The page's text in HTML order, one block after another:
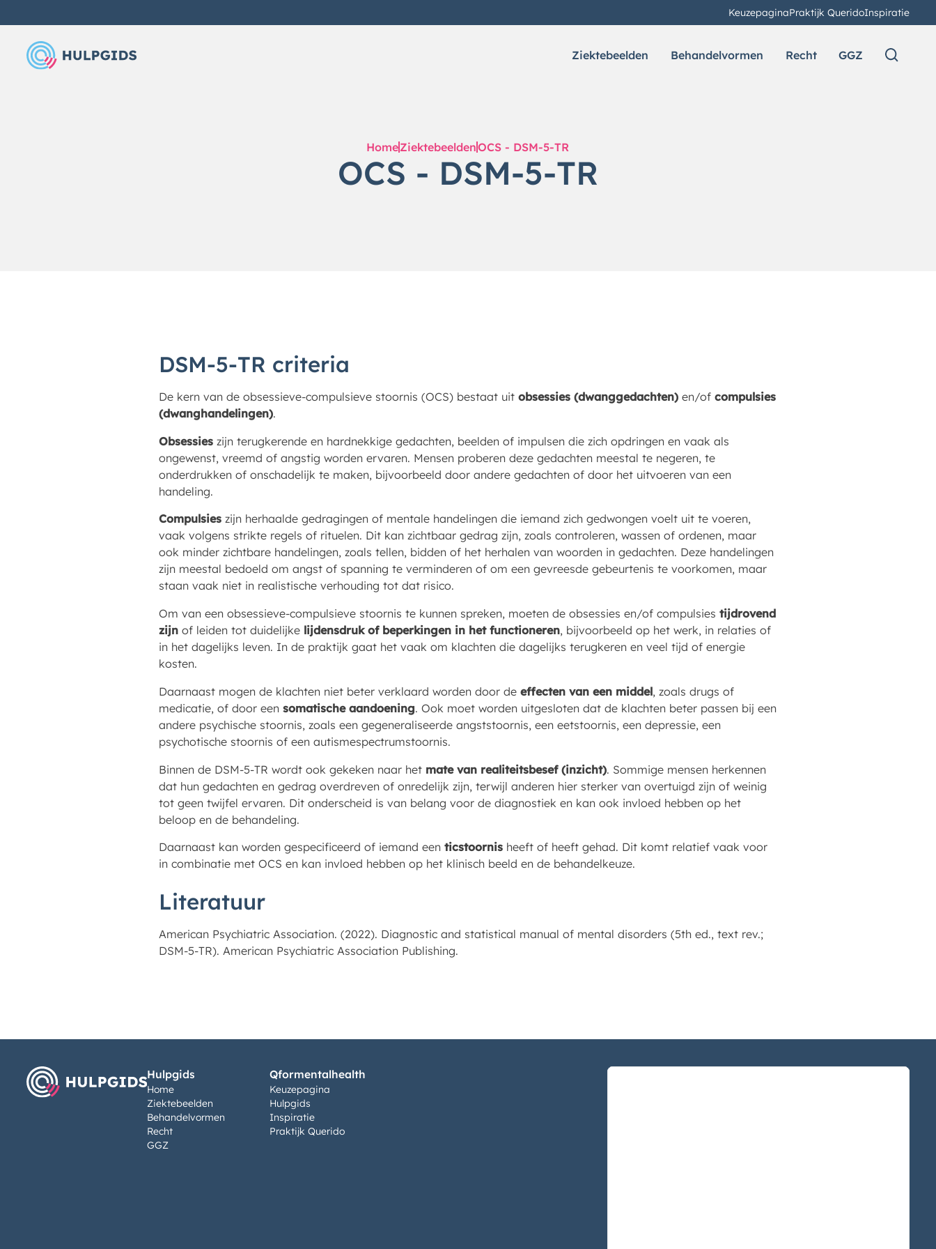
KeuzepaginaPraktijk QueridoInspiratie
Ziektebeelden Behandelvormen Recht GGZ
HomeZiektebeeldenOCS - DSM-5-TR
OCS - DSM-5-TR
DSM-5-TR criteria
De kern van de obsessieve-compulsieve stoornis (OCS) bestaat uitobsessies (dwanggedachten) en/ofcompulsies
(dwanghandelingen).
Obsessies zijn terugkerende en hardnekkige gedachten, beelden of impulsen die zich opdringen en vaak als
ongewenst, vreemd of angstig worden ervaren. Mensen proberen deze gedachten meestal te negeren, te
onderdrukken of onschadelijk te maken, bijvoorbeeld door andere gedachten of door het uitvoeren van een
handeling.
Compulsies zijn herhaalde gedragingen of mentale handelingen die iemand zich gedwongen voelt uit te voeren,
vaak volgens strikte regels of rituelen. Dit kan zichtbaar gedrag zijn, zoals controleren, wassen of ordenen, maar
ook minder zichtbare handelingen, zoals tellen, bidden of het herhalen van woorden in gedachten. Deze handelingen
zijn meestal bedoeld om angst of spanning te verminderen of om een gevreesde gebeurtenis te voorkomen, maar
staan vaak niet in realistische verhouding tot dat risico.
Om van een obsessieve-compulsieve stoornis te kunnen spreken, moeten de obsessies en/of compulsiestijdrovend
zijn of leiden tot duidelijke lijdensdruk of beperkingen in het functioneren, bijvoorbeeld op het werk, in relaties of
in het dagelijks leven. In de praktijk gaat het vaak om klachten die dagelijks terugkeren en veel tijd of energie
kosten.
Daarnaast mogen de klachten niet beter verklaard worden door deeffecten van een middel, zoals drugs of
medicatie, of door eensomatische aandoening. Ook moet worden uitgesloten dat de klachten beter passen bij een
andere psychische stoornis, zoals een gegeneraliseerde angststoornis, een eetstoornis, een depressie, een
psychotische stoornis of een autismespectrumstoornis.
Binnen de DSM-5-TR wordt ook gekeken naar het mate van realiteitsbesef (inzicht). Sommige mensen herkennen
dat hun gedachten en gedrag overdreven of onredelijk zijn, terwijl anderen hier sterker van overtuigd zijn of weinig
tot geen twijfel ervaren. Dit onderscheid is van belang voor de diagnostiek en kan ook invloed hebben op het
beloop en de behandeling.
Daarnaast kan worden gespecificeerd of iemand eenticstoornis heeft of heeft gehad. Dit komt relatief vaak voor
in combinatie met OCS en kan invloed hebben op het klinisch beeld en de behandelkeuze.
Literatuur
American Psychiatric Association. (2022). Diagnostic and statistical manual of mental disorders (5th ed., text rev.;
DSM-5-TR). American Psychiatric Association Publishing.
Hulpgids
Home
Ziektebeelden
Behandelvormen
Recht
GGZ
Qformentalhealth
Keuzepagina
Hulpgids
Inspiratie
Praktijk Querido